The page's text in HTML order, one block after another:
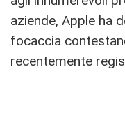
aziende, Apple ha
focaccia
recentemente